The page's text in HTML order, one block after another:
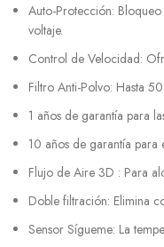
Auto-Protección:
voltaje.
Control de Velocidad:
Filtro Anti-Polvo: Hasta
1 años de garantía para
10 años de garantía para
Flujo de Aire 3D : Para
Doble filtración: Elimina
Sensor Sígueme: La